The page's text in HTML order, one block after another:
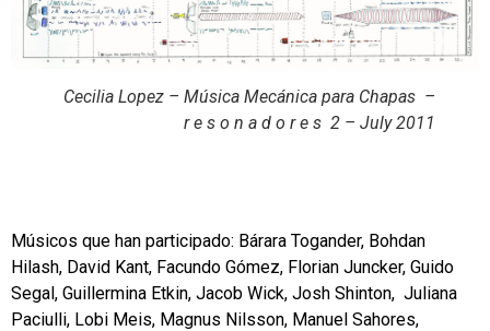
Cecilia Lopez – Música Mecánica para Chapas –
r e s o n a d o r e s 2 – July 2011
Músicos que han participado: Bárara Togander, Bohdan
Hilash, David Kant, Facundo Gómez, Florian Juncker, Guido
Segal, Guillermina Etkin, Jacob Wick, Josh Shinton, Juliana
Paciulli, Lobi Meis, Magnus Nilsson, Manuel Sahores,